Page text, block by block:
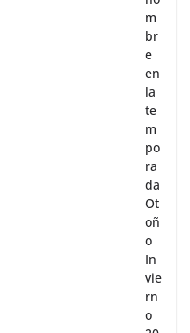
m
br
e
en
la
te
m
po
ra
da
Ot
oñ
o
In
vie
rn
o